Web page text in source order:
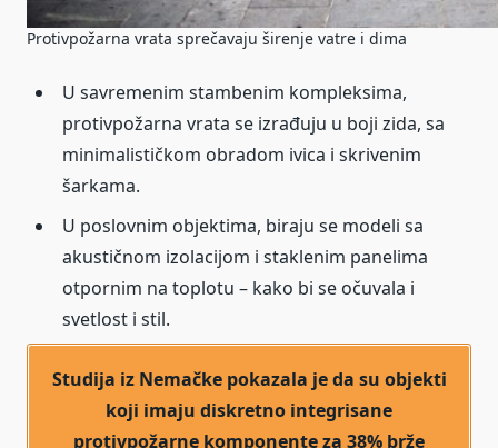
Protivpožarna vrata sprečavaju širenje vatre i dima
U savremenim stambenim kompleksima,
protivpožarna vrata se izrađuju u boji zida, sa
minimalističkom obradom ivica i skrivenim
šarkama.
U poslovnim objektima, biraju se modeli sa
akustičnom izolacijom i staklenim panelima
otpornim na toplotu – kako bi se očuvala i
svetlost i stil.
Studija iz Nemačke pokazala je da su objekti
koji imaju diskretno integrisane
protivpožarne komponente za 38% brže